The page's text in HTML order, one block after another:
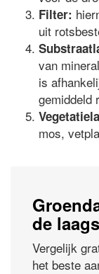
Filter:
uit
van
is
gemiddeld
mos,
de
Vergelijk
het beste